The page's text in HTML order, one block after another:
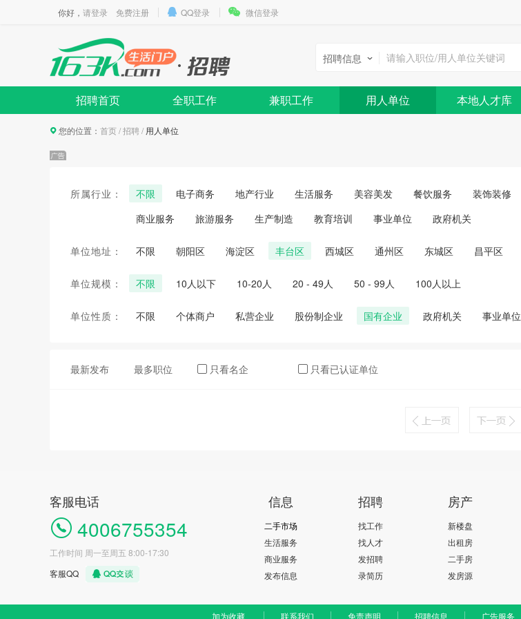
你好， 请登录 免费注册 QQ登录 微信登录
招聘信息
招聘首页 全职工作 兼职工作 用人单位 本地人才库
您的位置： 首页/招聘/ 用人单位
所属行业： 不限 电子商务 地产行业 生活服务 美容美发 餐饮服务 装饰装修
商业服务
旅游服务 生产制造 教育培训 事业单位 政府机关
单位地址： 不限 朝阳区 海淀区 丰台区 西城区 通州区 东城区 昌平区
单位规模： 不限 10人以下 10-20人 20 - 49人 50 - 99人 100人以上
单位性质： 不限 个体商户 私营企业 股份制企业 国有企业 政府机关 事业单位
最新发布 最多职位 只看名企 只看已认证单位
客服电话
4006755354
工作时间 周一至周五 8:00-17:30
客服QQ
信息
二手市场
生活服务
商业服务
发布信息
招聘
找工作
找人才
发招聘
录简历
房产
新楼盘
出租房
二手房
发房源
加为收藏 联系我们 免责声明 招聘信息 广告服务